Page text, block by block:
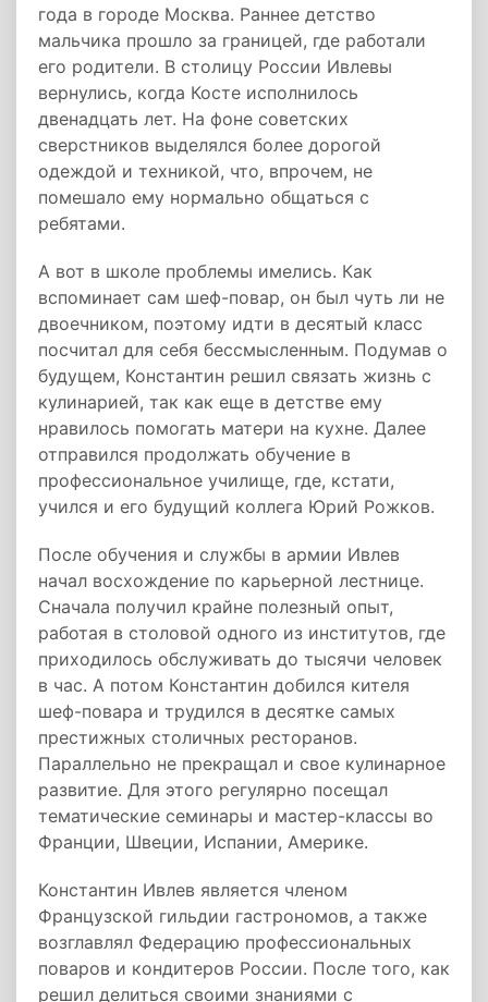
года в городе Москва. Раннее детство
мальчика прошло за границей, где работали
его родители. В столицу России Ивлевы
вернулись, когда Косте исполнилось
двенадцать лет. На фоне советских
сверстников выделялся более дорогой
одеждой и техникой, что, впрочем, не
помешало ему нормально общаться с
ребятами.
А вот в школе проблемы имелись. Как
вспоминает сам шеф-повар, он был чуть ли не
двоечником, поэтому идти в десятый класс
посчитал для себя бессмысленным. Подумав о
будущем, Константин решил связать жизнь с
кулинарией, так как еще в детстве ему
нравилось помогать матери на кухне. Далее
отправился продолжать обучение в
профессиональное училище, где, кстати,
учился и его будущий коллега Юрий Рожков.
После обучения и службы в армии Ивлев
начал восхождение по карьерной лестнице.
Сначала получил крайне полезный опыт,
работая в столовой одного из институтов, где
приходилось обслуживать до тысячи человек
в час. А потом Константин добился кителя
шеф-повара и трудился в десятке самых
престижных столичных ресторанов.
Параллельно не прекращал и свое кулинарное
развитие. Для этого регулярно посещал
тематические семинары и мастер-классы во
Франции, Швеции, Испании, Америке.
Константин Ивлев является членом
Французской гильдии гастрономов, а также
возглавлял Федерацию профессиональных
поваров и кондитеров России. После того, как
решил делиться своими знаниями с